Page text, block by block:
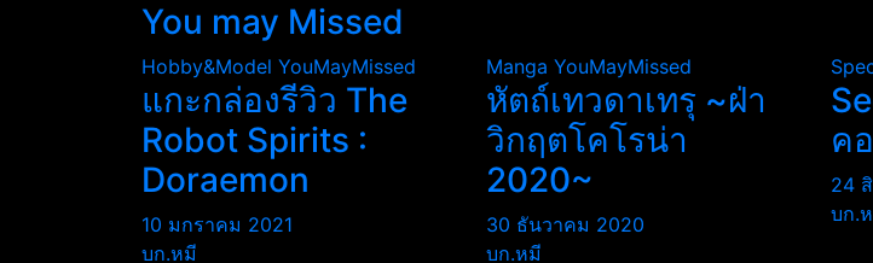
You may Missed
Hobby&Model YouMayMissed
แกะกล่องรีวิว The
Robot Spirits :
Doraemon
10 มกราคม 2021
บก.หมี
Manga YouMayMissed
หัตถ์เทวดาเทรุ ~ฝ่า
วิกฤตโคโรน่า
2020~
30 ธันวาคม 2020
บก.หมี
ค
24
บก.